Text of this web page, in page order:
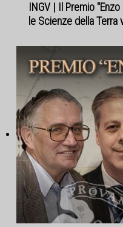
INGV | Il Premio
le Scienze della